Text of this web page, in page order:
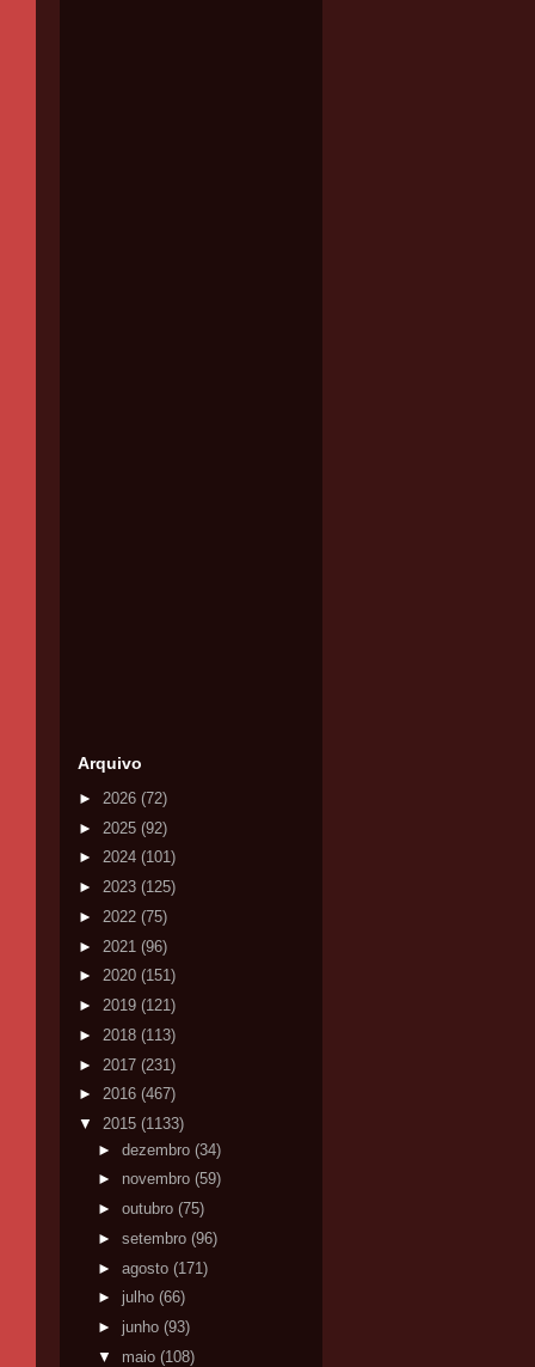
Arquivo
► 2026 (72)
► 2025 (92)
► 2024 (101)
► 2023 (125)
► 2022 (75)
► 2021 (96)
► 2020 (151)
► 2019 (121)
► 2018 (113)
► 2017 (231)
► 2016 (467)
▼ 2015 (1133)
► dezembro (34)
► novembro (59)
► outubro (75)
► setembro (96)
► agosto (171)
► julho (66)
► junho (93)
▼ maio (108)